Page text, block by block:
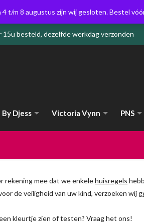
besteld, dezelfde werkdag verzonden
By Djess Victoria Vynn PNS
rekening mee dat we enkelehuisregels
de veiligheid van uw kind, verzoeken wij
kleurtje zien of testen? Vraag het ons!
t/m 8 augustus zijn wij gesloten. Bestel